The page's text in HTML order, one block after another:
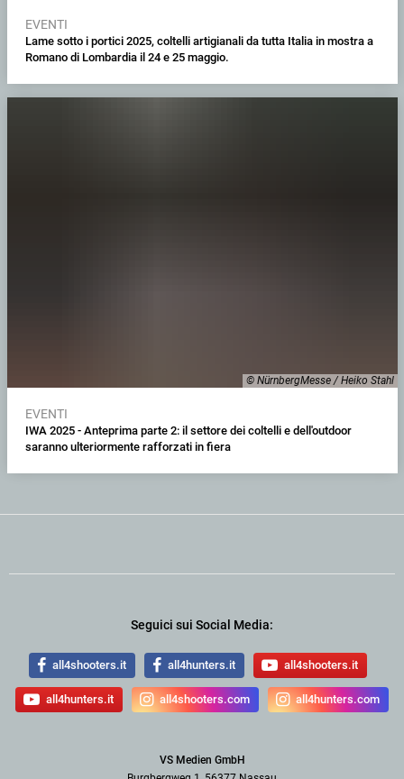
EVENTI
Lame sotto i portici 2025, coltelli artigianali da tutta Italia in mostra a
Romano di Lombardia il 24 e 25 maggio.
© NürnbergMesse / Heiko Stahl
EVENTI
IWA 2025 - Anteprima parte 2: il settore dei coltelli e dell'outdoor
saranno ulteriormente rafforzati in fiera
Seguici sui Social Media:
all4shooters.it all4hunters.it all4shooters.it
all4hunters.it all4shooters.com all4hunters.com
VS Medien GmbH